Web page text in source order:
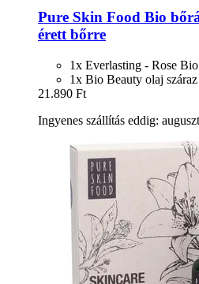
Pure Skin Food Bio
érett bőrre
1x Everlasting - Rose
1x Bio Beauty olaj száraz
21.890 Ft
Ingyenes szállítás eddig: